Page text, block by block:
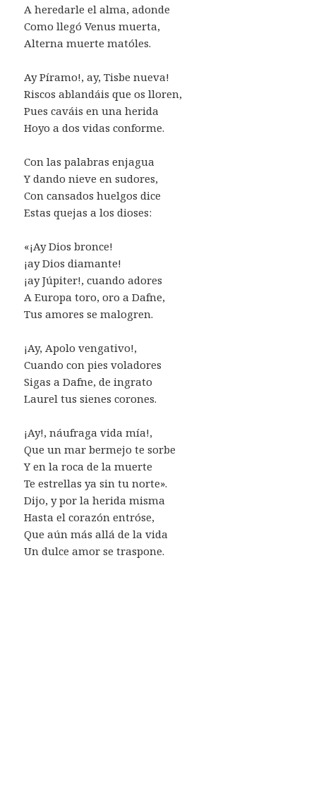
A heredarle el alma, adonde
Como llegó Venus muerta,
Alterna muerte matóles.
Ay Píramo!, ay, Tisbe nueva!
Riscos ablandáis que os lloren,
Pues caváis en una herida
Hoyo a dos vidas conforme.
Con las palabras enjagua
Y dando nieve en sudores,
Con cansados huelgos dice
Estas quejas a los dioses:
«¡Ay Dios bronce!
¡ay Dios diamante!
¡ay Júpiter!, cuando adores
A Europa toro, oro a Dafne,
Tus amores se malogren.
¡Ay, Apolo vengativo!,
Cuando con pies voladores
Sigas a Dafne, de ingrato
Laurel tus sienes corones.
¡Ay!, náufraga vida mía!,
Que un mar bermejo te sorbe
Y en la roca de la muerte
Te estrellas ya sin tu norte».
Dijo, y por la herida misma
Hasta el corazón entróse,
Que aún más allá de la vida
Un dulce amor se traspone.